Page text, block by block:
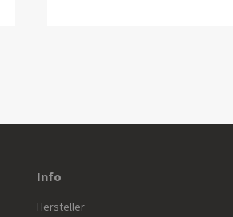
Info
Hersteller